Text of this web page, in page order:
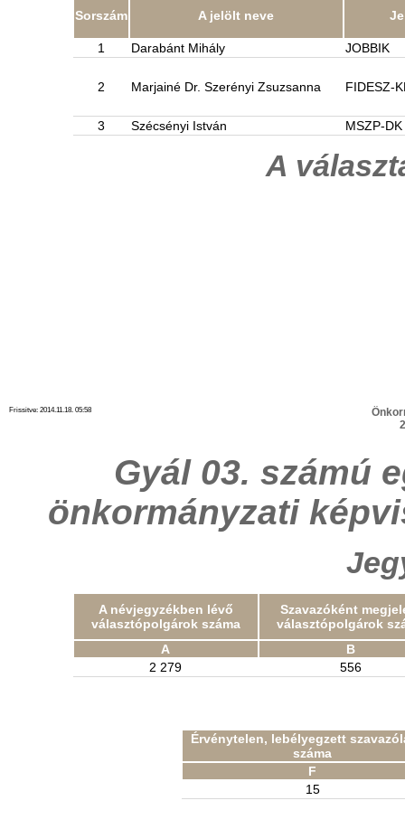
Sorszám A jelölt neve
1 Darabánt Mihály JOBBIK
2 Marjainé Dr. Szerényi Zsuzsanna FIDESZ-
3 Szécsényi István MSZP-DK
A
Frissitve: 2014.11.18. 05:58
Gyál 03. számú
önkormányzati
A névjegyzékben lévő
választópolgárok száma
Szavazóként
választópolgárok
A
B
2 279
556
Érvénytelen, lebélyegzett
száma
F
15